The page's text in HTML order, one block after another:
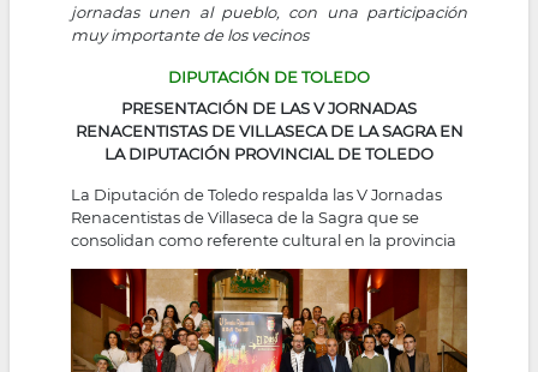
jornadas unen al pueblo, con una participación
muy importante de los vecinos
DIPUTACIÓN DE TOLEDO
PRESENTACIÓN DE LAS V JORNADAS
RENACENTISTAS DE VILLASECA DE LA SAGRA EN
LA DIPUTACIÓN PROVINCIAL DE TOLEDO
La Diputación de Toledo respalda las V Jornadas
Renacentistas de Villaseca de la Sagra que se
consolidan como referente cultural en la provincia